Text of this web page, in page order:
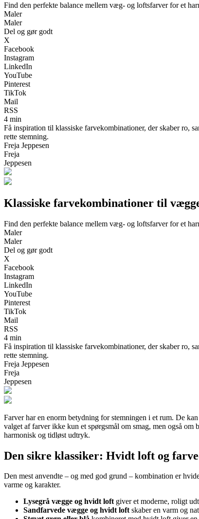
Find den perfekte balance mellem væg- og loftsfarver for et
Maler
Maler
Del og gør godt
X
Facebook
Instagram
LinkedIn
YouTube
Pinterest
TikTok
Mail
RSS
4 min
Få inspiration til klassiske farvekombinationer, der skaber ro,
rette stemning.
Freja Jeppesen
Freja
Jeppesen
Klassiske farvekombinationer til
Find den perfekte balance mellem væg- og loftsfarver for et
Maler
Maler
Del og gør godt
X
Facebook
Instagram
LinkedIn
YouTube
Pinterest
TikTok
Mail
RSS
4 min
Få inspiration til klassiske farvekombinationer, der skaber ro,
rette stemning.
Freja Jeppesen
Freja
Jeppesen
Farver har en enorm betydning for stemningen i et rum. De
valget af farver ikke kun et spørgsmål om smag, men også
harmonisk og tidløst udtryk.
Den sikre klassiker: Hvidt loft og
Den mest anvendte – og med god grund – kombination er
varme og karakter.
Lysegrå vægge og hvidt loftgiver et moderne, roligt
Sandfarvede vægge og hvidt loftskaber en varm og